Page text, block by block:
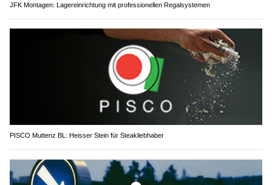
JFK Montagen: Lagereinrichtung mit professionellen Regalsystemen
PISCO Muttenz BL: Heisser Stein für Steakliebhaber